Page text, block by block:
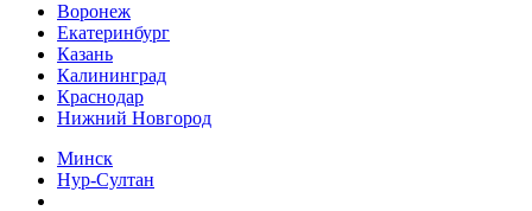
Воронеж
Екатеринбург
Казань
Калининград
Краснодар
Нижний Новгород
Минск
Нур-Султан